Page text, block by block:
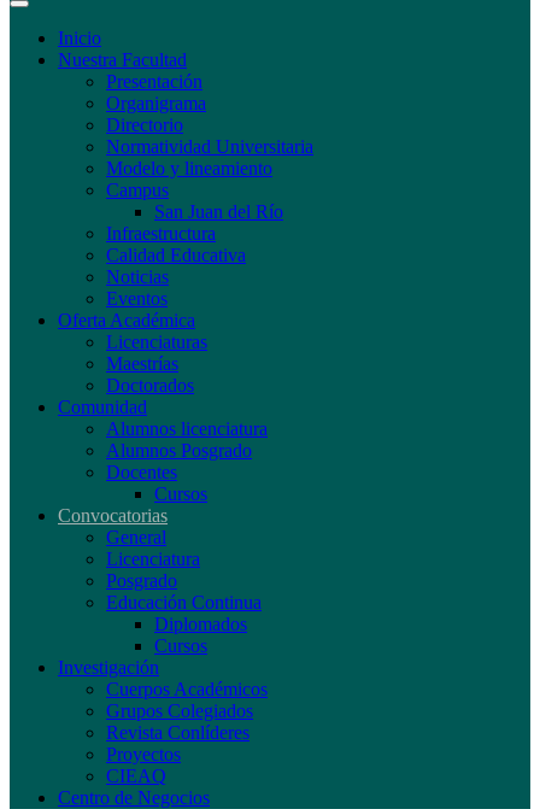
Inicio
Nuestra Facultad
Presentación
Organigrama
Directorio
Normatividad Universitaria
Modelo y lineamiento
Campus
San Juan del Río
Infraestructura
Calidad Educativa
Noticias
Eventos
Oferta Académica
Licenciaturas
Maestrías
Doctorados
Comunidad
Alumnos licenciatura
Alumnos Posgrado
Docentes
Cursos
Convocatorias
General
Licenciatura
Posgrado
Educación Continua
Diplomados
Cursos
Investigación
Cuerpos Académicos
Grupos Colegiados
Revista Conlíderes
Proyectos
CIEAQ
Centro de Negocios